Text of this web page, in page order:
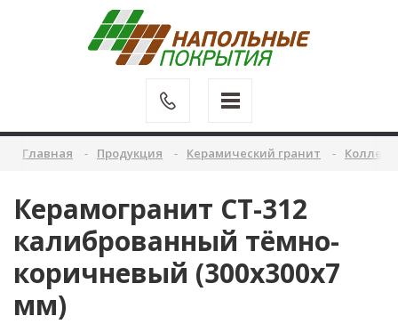
Главная Продукция Керамический гранит
Керамогранит CT-312
калиброванный тёмно-
коричневый (300х300х7
мм)